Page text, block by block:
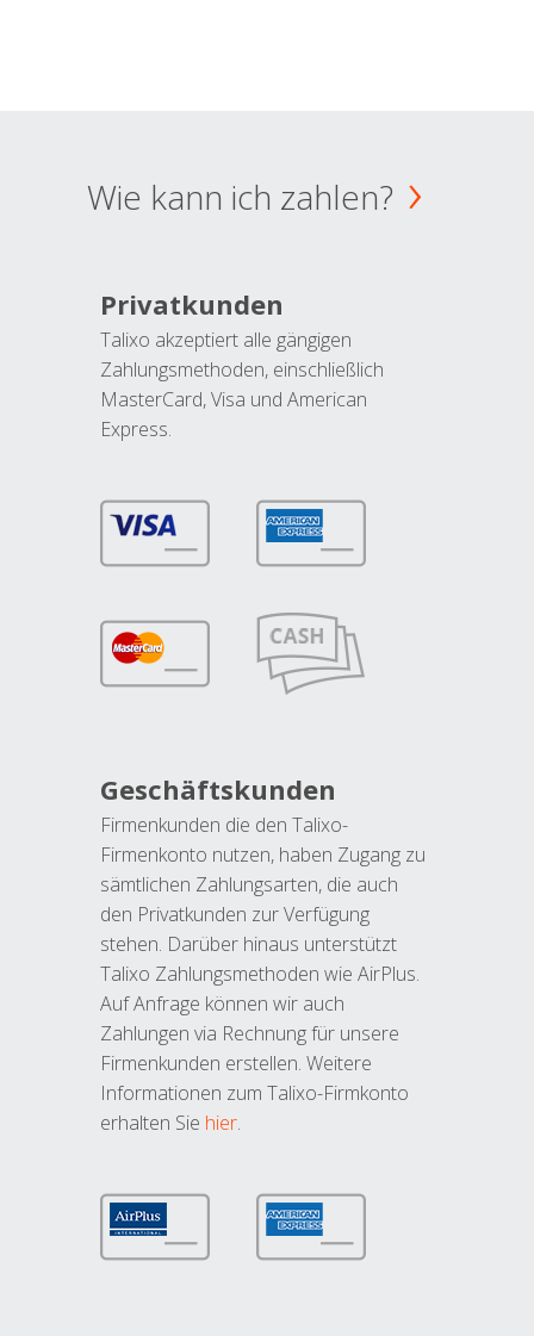
Wie kann ich zahlen?
Privatkunden
Talixo akzeptiert alle gängigen
Zahlungsmethoden, einschließlich
MasterCard, Visa und American
Express.
Geschäftskunden
Firmenkunden die den Talixo-
Firmenkonto nutzen, haben Zugang zu
sämtlichen Zahlungsarten, die auch
den Privatkunden zur Verfügung
stehen. Darüber hinaus unterstützt
Talixo Zahlungsmethoden wie AirPlus.
Auf Anfrage können wir auch
Zahlungen via Rechnung für unsere
Firmenkunden erstellen. Weitere
Informationen zum Talixo-Firmkonto
erhalten Sie hier.